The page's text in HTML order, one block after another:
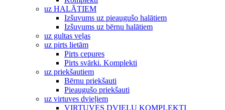
uz HALĀTIEM
Izšuvums uz pieaugušo halātiem
Izšuvums uz bērnu halātiem
uz gultas veļas
uz pirts lietām
Pirts cepures
Pirts svārki. Komplekti
uz priekšautiem
Bērnu priekšauti
Pieaugušo priekšauti
uz virtuves dvieļiem
VIRTUVES DVIEĻU KOMPLEKTI